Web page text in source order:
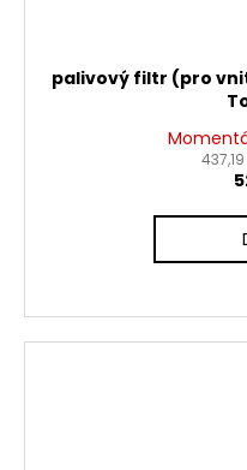
palivový filtr (pro